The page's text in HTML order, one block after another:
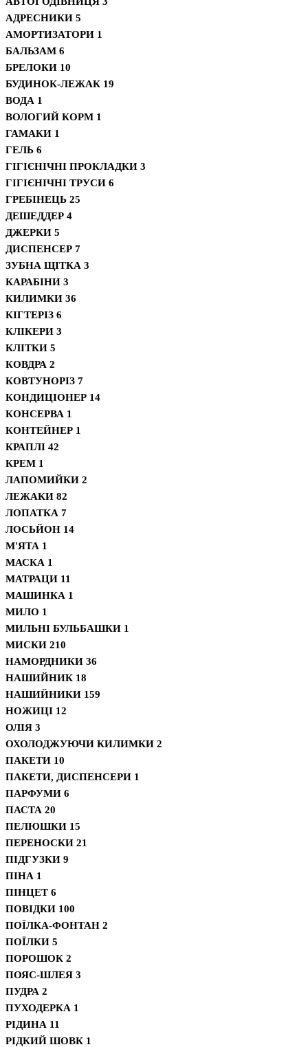
АДРЕСНИКИ 5
АМОРТИЗАТОРИ 1
БАЛЬЗАМ 6
БРЕЛОКИ 10
БУДИНОК-ЛЕЖАК 19
ВОДА 1
ВОЛОГИЙ КОРМ 1
ГАМАКИ 1
ГЕЛЬ 6
ГІГІЄНІЧНІ ПРОКЛАДКИ 3
ГІГІЄНІЧНІ ТРУСИ 6
ГРЕБІНЕЦЬ 25
ДЕШЕДДЕР 4
ДЖЕРКИ 5
ДИСПЕНСЕР 7
ЗУБНА ЩІТКА 3
КАРАБІНИ 3
КИЛИМКИ 36
КІГТЕРІЗ 6
КЛІКЕРИ 3
КЛІТКИ 5
КОВДРА 2
КОВТУНОРІЗ 7
КОНДИЦІОНЕР 14
КОНСЕРВА 1
КОНТЕЙНЕР 1
КРАПЛІ 42
КРЕМ 1
ЛАПОМИЙКИ 2
ЛЕЖАКИ 82
ЛОПАТКА 7
ЛОСЬЙОН 14
М'ЯТА 1
МАСКА 1
МАТРАЦИ 11
МАШИНКА 1
МИЛО 1
МИЛЬНІ БУЛЬБАШКИ 1
МИСКИ 210
НАМОРДНИКИ 36
НАШИЙНИК 18
НАШИЙНИКИ 159
НОЖИЦІ 12
ОЛІЯ 3
ОХОЛОДЖУЮЧИ КИЛИМКИ 2
ПАКЕТИ 10
ПАКЕТИ, ДИСПЕНСЕРИ 1
ПАРФУМИ 6
ПАСТА 20
ПЕЛЮШКИ 15
ПЕРЕНОСКИ 21
ПІДГУЗКИ 9
ПІНА 1
ПІНЦЕТ 6
ПОВІДКИ 100
ПОЇЛКА-ФОНТАН 2
ПОЇЛКИ 5
ПОРОШОК 2
ПОЯС-ШЛЕЯ 3
ПУДРА 2
ПУХОДЕРКА 1
РІДИНА 11
РІДКИЙ ШОВК 1